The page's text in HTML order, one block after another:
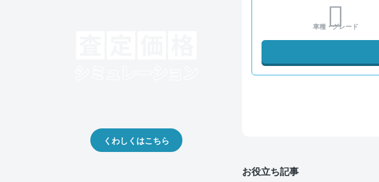
車種・グレード
お役立ち記事
くわしくはこちら